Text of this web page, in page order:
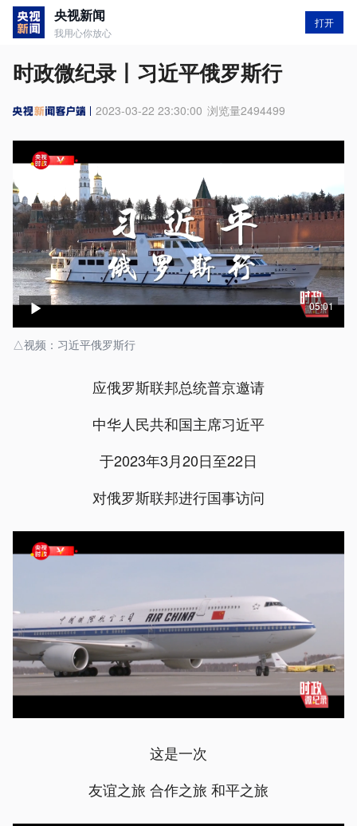
央视新闻
我用心你放心
打开
时政微纪录丨习近平俄罗斯行
2023-03-22 23:30:00 浏览量2494499
05:01
△视频：习近平俄罗斯行
应俄罗斯联邦总统普京邀请
中华人民共和国主席习近平
于2023年3月20日至22日
对俄罗斯联邦进行国事访问
这是一次
友谊之旅 合作之旅 和平之旅